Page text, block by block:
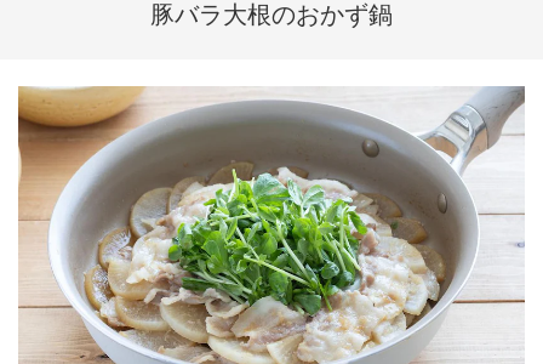
豚バラ大根のおかず鍋